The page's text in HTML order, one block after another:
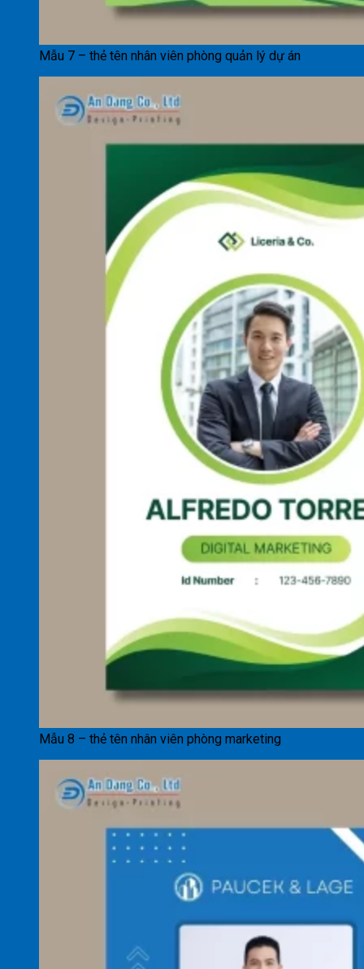
Mẫu 7 – thẻ tên nhân viên phòng quản lý dự án
Mẫu 8 – thẻ tên nhân viên phòng marketing